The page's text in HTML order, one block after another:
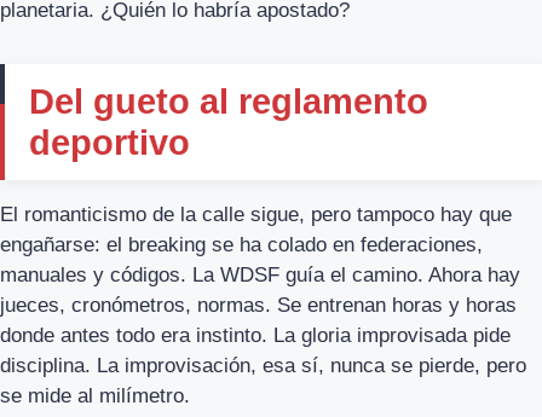
planetaria. ¿Quién lo habría apostado?
Del gueto al reglamento
deportivo
El romanticismo de la calle sigue, pero tampoco hay que
engañarse: el breaking se ha colado en federaciones,
manuales y códigos. La WDSF guía el camino. Ahora hay
jueces, cronómetros, normas. Se entrenan horas y horas
donde antes todo era instinto. La gloria improvisada pide
disciplina. La improvisación, esa sí, nunca se pierde, pero
se mide al milímetro.